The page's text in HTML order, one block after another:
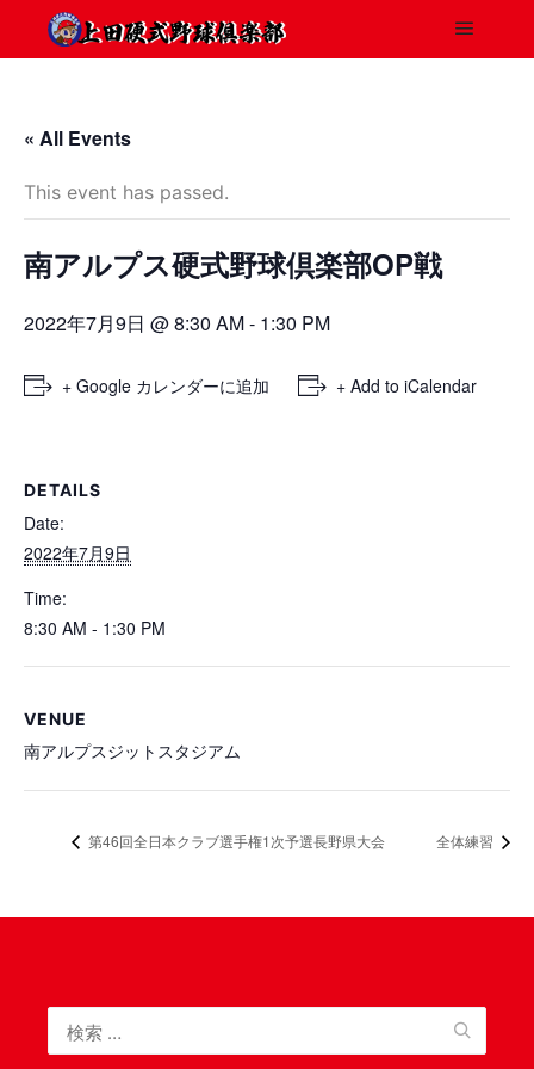
« All Events
This event has passed.
南アルプス硬式野球倶楽部OP戦
2022年7月9日 @ 8:30 AM- 1:30 PM
+ Google カレンダーに追加 + Add to iCalendar
DETAILS
Date:
2022年7月9日
Time:
8:30 AM - 1:30 PM
VENUE
南アルプスジットスタジアム
第46回全日本クラブ選手権1次予選長野県大会 全体練習